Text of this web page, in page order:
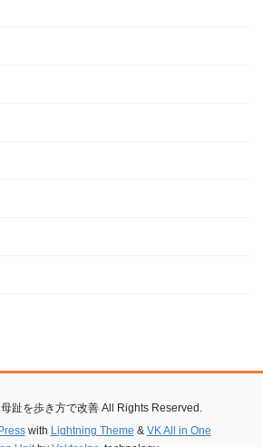
趾を歩き方で改善 All Rights Reserved.
with Lightning Theme & VK All in One